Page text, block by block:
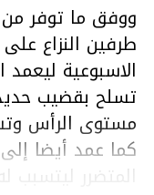
ووفق ما توفر من
طرفين النزاع
الاسبوعية
تسلح بقضيب
مستوى الرأس
كما عمد أيضا
المتضرر